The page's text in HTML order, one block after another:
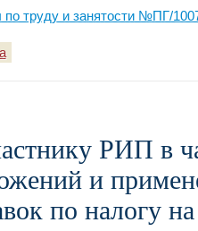
труду и занятости №ПГ/
РИП в
и
по налогу